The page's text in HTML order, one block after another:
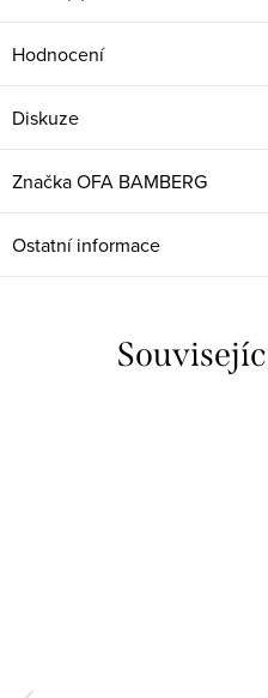
Hodnocení
Diskuze
ZnačkaOFA BAMBERG
Ostatní informace